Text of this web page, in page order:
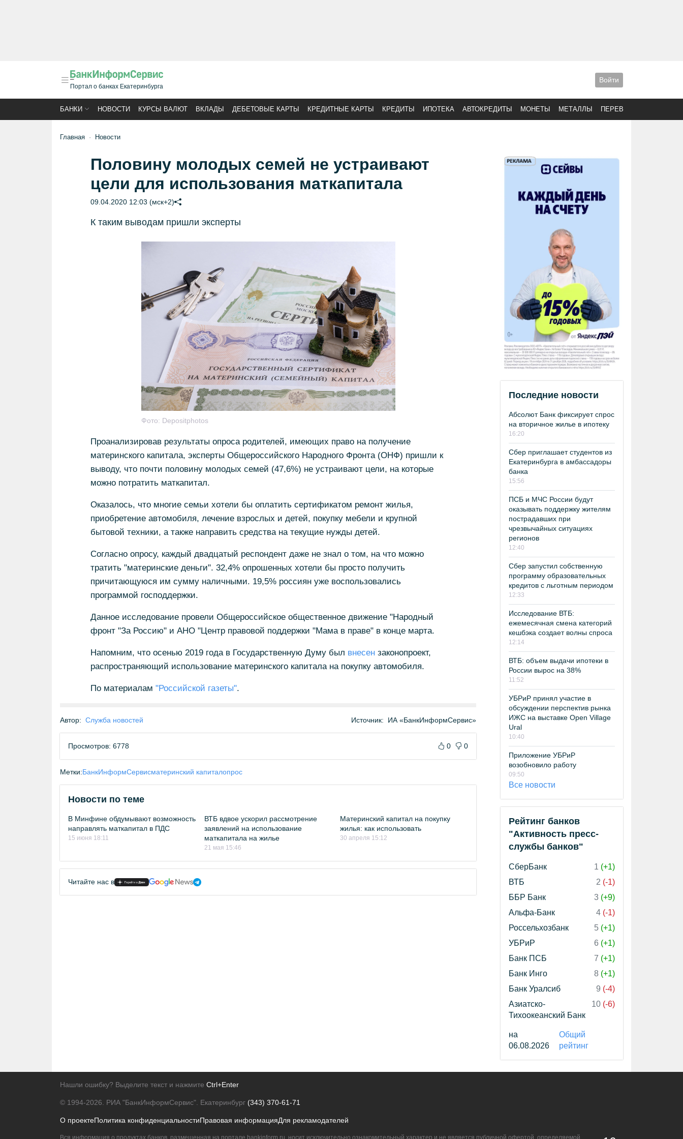
Портал о банках Екатеринбурга
Войти
БАНКИ НОВОСТИ КУРСЫ ВАЛЮТ ВКЛАДЫ ДЕБЕТОВЫЕ КАРТЫ КРЕДИТНЫЕ КАРТЫ КРЕДИТЫ ИПОТЕКА АВТОКРЕДИТЫ МОНЕТЫ МЕТАЛЛЫ ПЕРЕВОДЫ
Главная Новости
Половину молодых семей не устраивают
цели для использования маткапитала
09.04.2020 12:03 (мск+2)
К таким выводам пришли эксперты
Фото: Depositphotos
Проанализировав результаты опроса родителей, имеющих право на получение
материнского капитала, эксперты Общероссийского Народного Фронта (ОНФ) пришли к
выводу, что почти половину молодых семей (47,6%) не устраивают цели, на которые
можно потратить маткапитал.
Оказалось, что многие семьи хотели бы оплатить сертификатом ремонт жилья,
приобретение автомобиля, лечение взрослых и детей, покупку мебели и крупной
бытовой техники, а также направить средства на текущие нужды детей.
Согласно опросу, каждый двадцатый респондент даже не знал о том, на что можно
тратить "материнские деньги". 32,4% опрошенных хотели бы просто получить
причитающуюся им сумму наличными. 19,5% россиян уже воспользовались
программой господдержки.
Данное исследование провели Общероссийское общественное движение "Народный
фронт "За Россию" и АНО "Центр правовой поддержки "Мама в праве" в конце марта.
Напомним, что осенью 2019 года в Государственную Думу был внесензаконопроект,
распространяющий использование материнского капитала на покупку автомобиля.
По материалам "Российской газеты".
Автор: Служба новостей Источник: ИА «БанкИнформСервис»
Просмотров: 6778 0 0
Метки:БанкИнформСервисматеринский капиталопрос
Новости по теме
В Минфине обдумывают возможность
направлять маткапитал в ПДС
15 июня 18:11
ВТБ вдвое ускорил рассмотрение
заявлений на использование
маткапитала на жилье
21 мая 15:46
Материнский капитал на покупку
жилья: как использовать
30 апреля 15:12
Читайте нас в
Последние новости
Абсолют Банк фиксирует спрос
на вторичное жилье в ипотеку
16:20
Сбер приглашает студентов из
Екатеринбурга в амбассадоры
банка
15:56
ПСБ и МЧС России будут
оказывать поддержку жителям
пострадавших при
чрезвычайных ситуациях
регионов
12:40
Сбер запустил собственную
программу образовательных
кредитов с льготным периодом
12:33
Исследование ВТБ:
ежемесячная смена категорий
кешбэка создает волны спроса
12:14
ВТБ: объем выдачи ипотеки в
России вырос на 38%
11:52
УБРиР принял участие в
обсуждении перспектив рынка
ИЖС на выставке Open Village
Ural
10:40
Приложение УБРиР
возобновило работу
09:50
Все новости
Рейтинг банков
"Активность пресс-
службы банков"
СберБанк 1 (+1)
ВТБ
2 (-1)
ББР Банк
3 (+9)
Альфа-Банк
4 (-1)
Россельхозбанк
5 (+1)
УБРиР
6 (+1)
Банк ПСБ
7 (+1)
Банк Инго
8 (+1)
Банк Уралсиб
9 (-4)
Азиатско-
Тихоокеанский Банк
10 (-6)
на
06.08.2026
Общий
рейтинг
Нашли ошибку? Выделите текст и нажмите Ctrl+Enter
© 1994-2026. РИА "БанкИнформСервис". Екатеринбург (343) 370-61-71
О проектеПолитика конфиденциальностиПравовая информацияДля рекламодателей
Вся информация о продуктах банков, размещенная на портале bankinform.ru, носит исключительно ознакомительный характер и не является публичной офертой, определяемой